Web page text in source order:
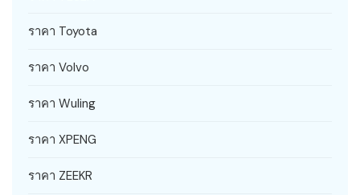
ราคา Toyota
ราคา Volvo
ราคา Wuling
ราคา XPENG
ราคา ZEEKR